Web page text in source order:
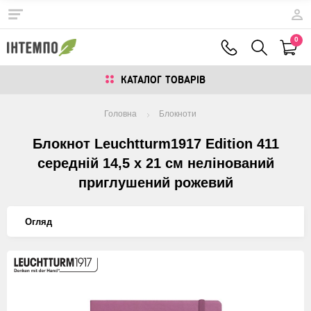
0
КАТАЛОГ ТОВАРIВ
Головна Блокноти
Блокнот Leuchtturm1917 Edition 411
середній 14,5 х 21 см нелінований
приглушений рожевий
Огляд
Изображения